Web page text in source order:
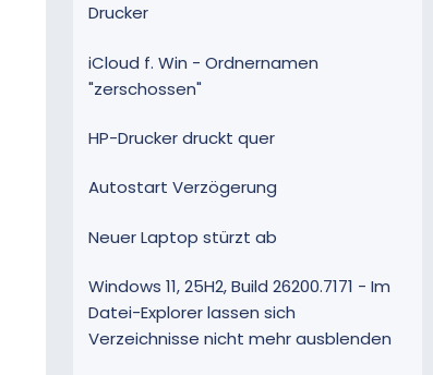
Drucker
iCloud f. Win - Ordnernamen
"zerschossen"
HP-Drucker druckt quer
Autostart Verzögerung
Neuer Laptop stürzt ab
Windows 11, 25H2, Build 26200.7171 - Im
Datei-Explorer lassen sich
Verzeichnisse nicht mehr ausblenden